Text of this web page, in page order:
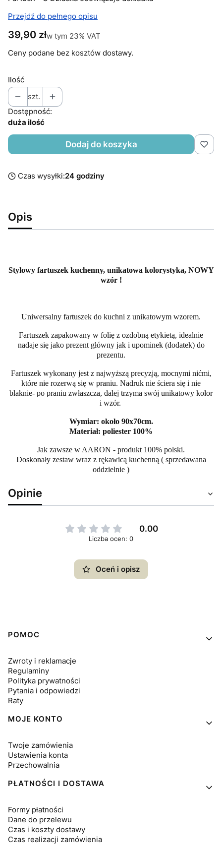
Przejdź do pełnego opisu
Cena
39,90 złw tym 23% VAT
w tym 23% VAT
Ceny podane bez kosztów dostawy.
Ilość
szt.
Dostępność:
duża ilość
Dodaj do koszyka
Czas wysyłki:24 godziny
Opis
Stylowy fartuszek kuchenny, unikatowa kolorystyka, NOWY
wzór !
Uniwersalny fartuszek do kuchni z unikatowym wzorem.
Fartuszek zapakowany w folię z ozdobną etykietą, idealnie
nadaje się jako prezent główny jak i upominek (dodatek) do
prezentu.
Fartuszek wykonany jest z najwyższą precyzją, mocnymi nićmi,
które nie rozerwą się w praniu. Nadruk nie ściera się i nie
blaknie- po praniu zwłaszcza, dalej trzyma swój unikatowy kolor
i wzór.
Wymiar: około 90x70cm.
Materiał: poliester 100%
Jak zawsze w AARON - produkt 100% polski.
Doskonały zestaw wraz z rękawicą kuchenną ( sprzedawana
oddzielnie )
Opinie
0.00
Liczba ocen: 0
Oceń i opisz
Linki w stopce
POMOC
Zwroty i reklamacje
Regulaminy
Polityka prywatności
Pytania i odpowiedzi
Raty
MOJE KONTO
Twoje zamówienia
Ustawienia konta
Przechowalnia
PŁATNOŚCI I DOSTAWA
Formy płatności
Dane do przelewu
Czas i koszty dostawy
Czas realizacji zamówienia